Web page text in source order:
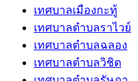
เทศบาลเมืองกะทู้
เทศบาลตำบลราไวย์
เทศบาลตำบลฉลอง
เทศบาลตำบลวิชิต